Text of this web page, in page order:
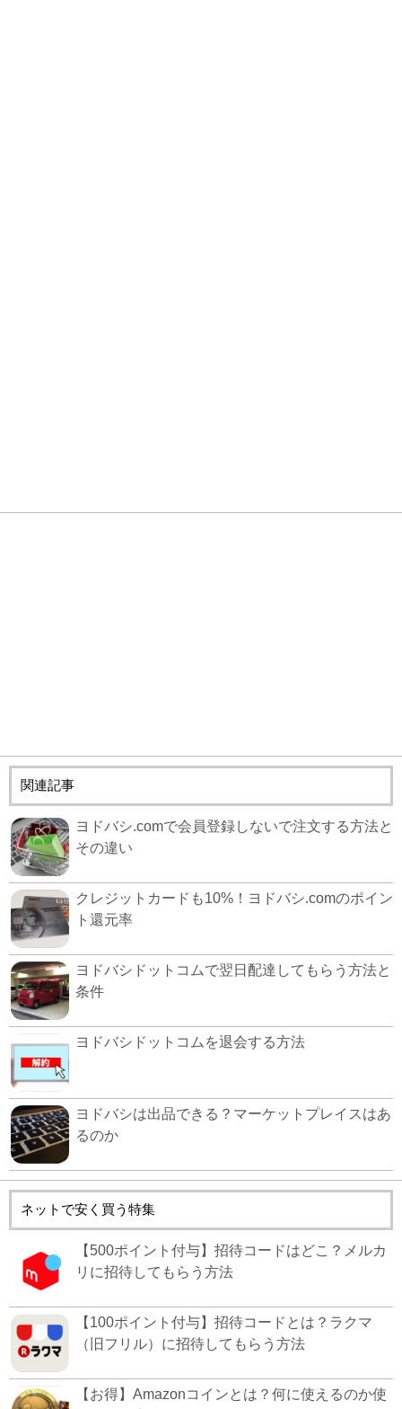
関連記事
ヨドバシ.comで会員登録しないで注文する方法と
その違い
クレジットカードも10%！ヨドバシ.comのポイン
ト還元率
ヨドバシドットコムで翌日配達してもらう方法と
条件
ヨドバシドットコムを退会する方法
ヨドバシは出品できる？マーケットプレイスはあ
るのか
ネットで安く買う特集
【500ポイント付与】招待コードはどこ？メルカ
リに招待してもらう方法
【100ポイント付与】招待コードとは？ラクマ
（旧フリル）に招待してもらう方法
【お得】Amazonコインとは？何に使えるのか使